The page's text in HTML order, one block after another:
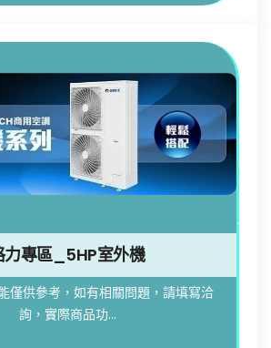
力專區_5HP室外機
僅供參考，如有相關問題，請填寫洽
詢，實際商品功...